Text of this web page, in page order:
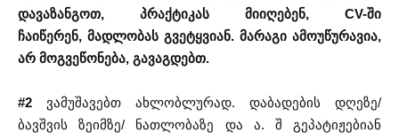
დავაზანგოთ, პრაქტიკას მიიღებენ, CV-ში
ჩაიწერენ, მადლობას გვეტყვიან. მარაგი ამოუწურავია,
არ მოგვეწონება, გავაგდებთ.
#2 ვამუშავებთ ახლობლურად. დაბადების დღეზე/
ბავშვის ზეიმზე/ ნათლობაზე და ა. შ გეპატიჟებიან